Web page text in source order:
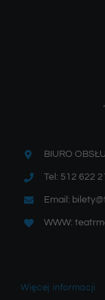
BIURO
Tel: 512 622
Email:
WWW:
Więcej informacji